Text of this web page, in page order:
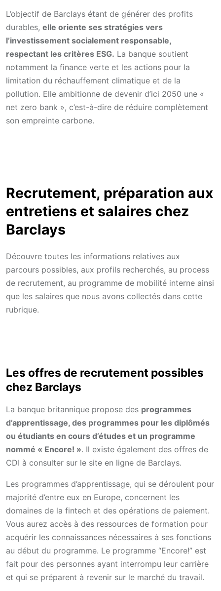
L’objectif de Barclays étant de générer des profits
durables, elle oriente ses stratégies vers
l’investissement socialement responsable,
respectant les critères ESG. La banque soutient
notamment la finance verte et les actions pour la
limitation du réchauffement climatique et de la
pollution. Elle ambitionne de devenir d’ici 2050 une «
net zero bank », c’est-à-dire de réduire complètement
son empreinte carbone.
Recrutement, préparation aux
entretiens et salaires chez
Barclays
Découvre toutes les informations relatives aux
parcours possibles, aux profils recherchés, au process
de recrutement, au programme de mobilité interne ainsi
que les salaires que nous avons collectés dans cette
rubrique.
Les offres de recrutement possibles
chez Barclays
La banque britannique propose des programmes
d’apprentissage, des programmes pour les diplômés
ou étudiants en cours d’études et un programme
nommé « Encore! ». Il existe également des offres de
CDI à consulter sur le site en ligne de Barclays.
Les programmes d’apprentissage, qui se déroulent pour
majorité d’entre eux en Europe, concernent les
domaines de la fintech et des opérations de paiement.
Vous aurez accès à des ressources de formation pour
acquérir les connaissances nécessaires à ses fonctions
au début du programme. Le programme “Encore!” est
fait pour des personnes ayant interrompu leur carrière
et qui se préparent à revenir sur le marché du travail.